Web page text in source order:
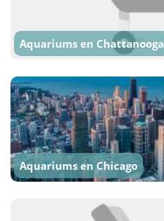
Aquariums en Chattanooga
Aquariums en Chicago